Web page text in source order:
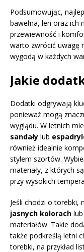
Podsumowując,
bawełna, len oraz ich
przewiewność i
warto zwrócić uwagę
wygodą w każdych
Jakie
Dodatki odgrywają
ponieważ mogą
wyglądu. W letnich
sandały lub
również idealnie
stylem szortów.
materiały, z których
przy wysokich
Jeśli chodzi o torebki,
jasnych kolorach
materiałów. Takie
także podkreślą letni
torebki, na przykład